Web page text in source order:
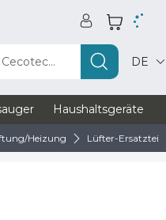
DE
Haushaltsgeräte
Heizung Lüfter-Ersatzteile